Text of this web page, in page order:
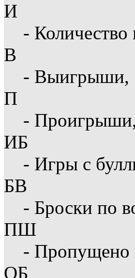
И
-
В
- Выигрыши,
П
-
ИБ
- Игры с
БВ
- Броски по
ПШ
- Пропущено
ОБ